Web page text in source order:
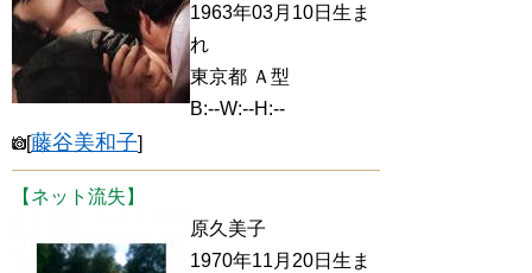
1963年03月10日生ま
れ
東京都 Ａ型
B:--W:--H:--
[藤谷美和子]
【ネット流失】
原久美子
1970年11月20日生ま